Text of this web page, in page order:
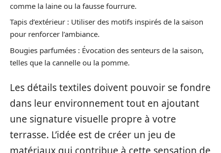
comme la laine ou la fausse fourrure.
Tapis d’extérieur : Utiliser des motifs inspirés de la saison
pour renforcer l’ambiance.
Bougies parfumées : Évocation des senteurs de la saison,
telles que la cannelle ou la pomme.
Les détails textiles doivent pouvoir se fondre
dans leur environnement tout en ajoutant
une signature visuelle propre à votre
terrasse. L’idée est de créer un jeu de